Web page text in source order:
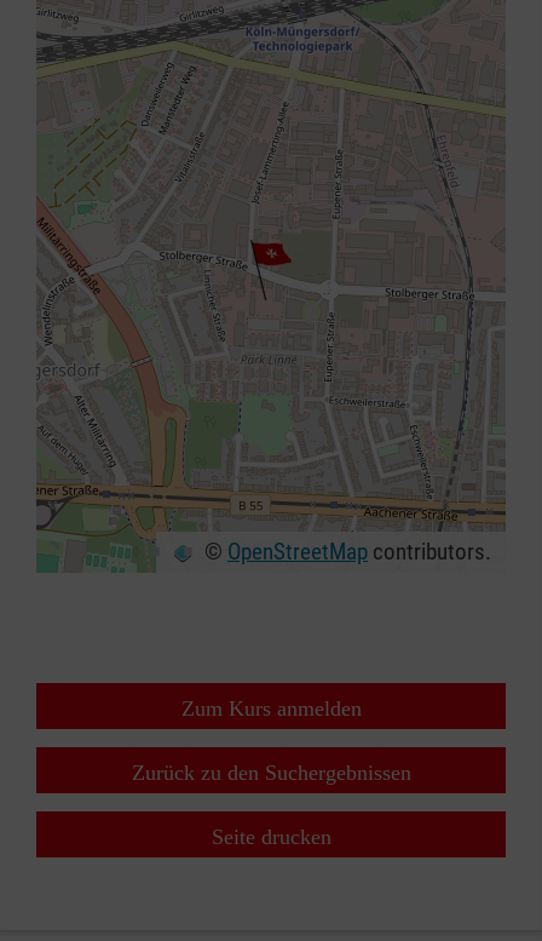
© OpenStreetMap contributors.
Zum Kurs anmelden
Zurück zu den Suchergebnissen
Seite drucken